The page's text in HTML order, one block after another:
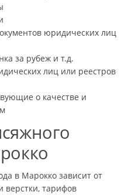
юридических лиц
за рубеж и т.д.
лиц или реестров
о качестве и
в Марокко зависит от
верстки, тарифов